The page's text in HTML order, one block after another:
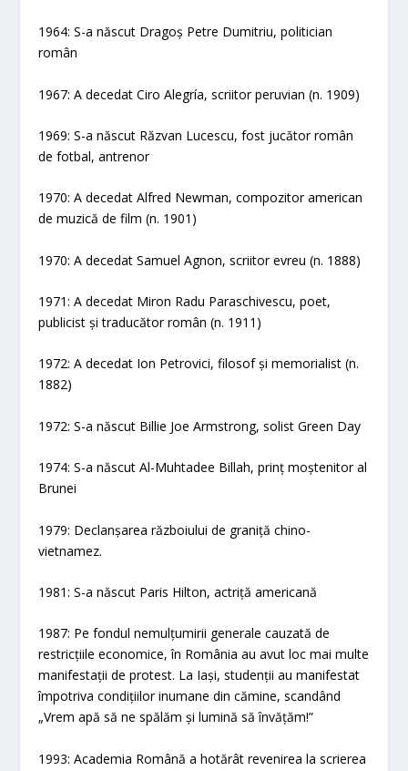
1964: S-a născut Dragoș Petre Dumitriu, politician
român
1967: A decedat Ciro Alegría, scriitor peruvian (n. 1909)
1969: S-a născut Răzvan Lucescu, fost jucător român
de fotbal, antrenor
1970: A decedat Alfred Newman, compozitor american
de muzică de film (n. 1901)
1970: A decedat Samuel Agnon, scriitor evreu (n. 1888)
1971: A decedat Miron Radu Paraschivescu, poet,
publicist și traducător român (n. 1911)
1972: A decedat Ion Petrovici, filosof și memorialist (n.
1882)
1972: S-a născut Billie Joe Armstrong, solist Green Day
1974: S-a născut Al-Muhtadee Billah, prinț moștenitor al
Brunei
1979: Declanșarea războiului de graniță chino-
vietnamez.
1981: S-a născut Paris Hilton, actriță americană
1987: Pe fondul nemulțumirii generale cauzată de
restricțiile economice, în România au avut loc mai multe
manifestații de protest. La Iași, studenții au manifestat
împotriva condițiilor inumane din cămine, scandând
„Vrem apă să ne spălăm și lumină să învățăm!”
1993: Academia Română a hotărât revenirea la scrierea